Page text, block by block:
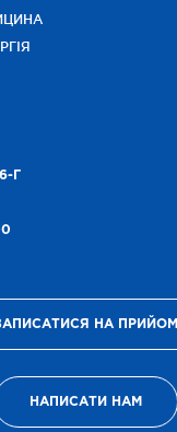
Г
НА ПРИЙОМ
НАПИСАТИ НАМ